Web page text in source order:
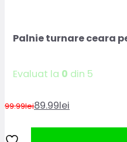
Palnie turnare ceara
Evaluat la 0 din 5
99.99lei
Prețul 89.99lei
Prețul
curent